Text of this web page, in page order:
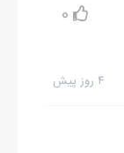
0
۴ روز پیش